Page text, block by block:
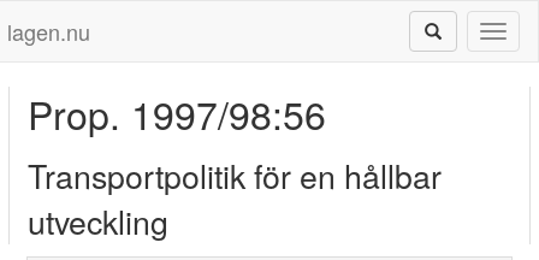
lagen.nu
Prop. 1997/98:56
Transportpolitik för en hållbar
utveckling